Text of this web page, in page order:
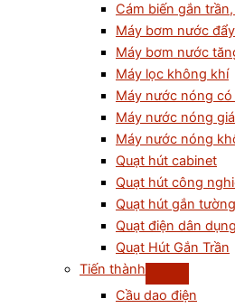
Cám biến gắn
Máy bơm nước
Máy bơm nước
Máy lọc không khí
Máy nước nóng
Máy nước nóng
Máy nước nóng
Quạt hút cabinet
Quạt hút công
Quạt hút gắn tường
Quạt điện dân
Quạt Hút Gắn Trần
Tiến thành
Cầu dao điện